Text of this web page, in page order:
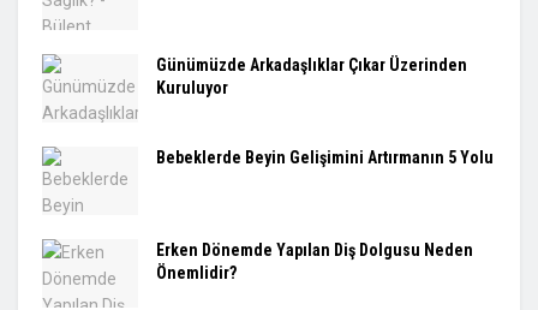
Günümüzde Arkadaşlıklar Çıkar Üzerinden
Kuruluyor
Bebeklerde Beyin Gelişimini Artırmanın 5 Yolu
Erken Dönemde Yapılan Diş Dolgusu Neden
Önemlidir?